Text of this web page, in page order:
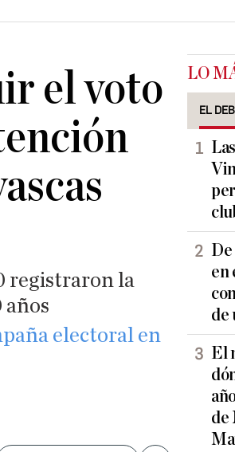
el voto
registraron la
electoral en
LO
EL
en
de
El
de